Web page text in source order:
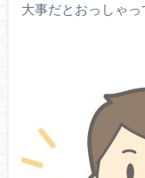
大事だとおっしゃっ